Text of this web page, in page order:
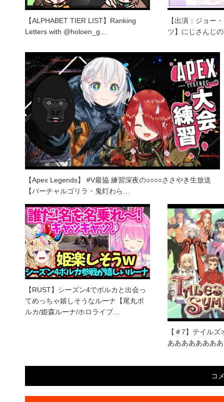
【ALPHABET TIER LIST】Ranking
Letters with @holoen_g…
【出演：ジョー
ツ】にじさんじ
【Apex Legends】 #V最協 練習深夜の○○○○ささやき生放送
【バーチャルゴリラ・鬼灯わら…
【RUST】シーズン4でポルカと出会っ
てめっちゃ嬉しそうなルーナ【尾丸ポ
ルカ/姫森ルーナ/ホロライブ…
【＃7】テイル
あああああああ
コ